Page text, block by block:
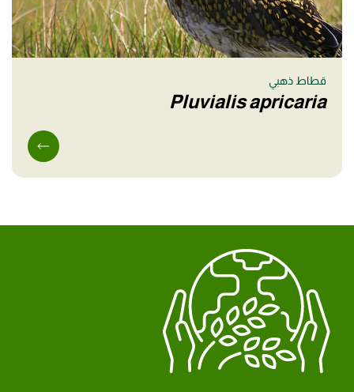
قطاط ذهبي
Pluvialis apricaria